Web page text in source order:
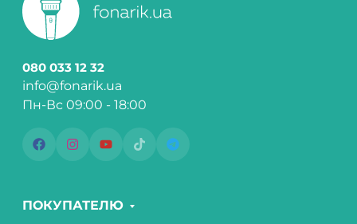
080 033 12 32
info@fonarik.ua
Пн-Вс 09:00 - 18:00
ПОКУПАТЕЛЮ